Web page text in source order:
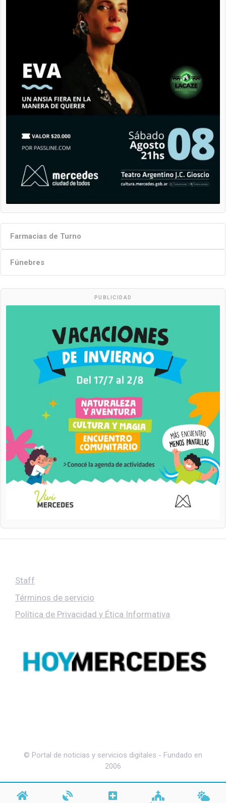
Farmacias de Turno
Fúnebres
PUBLICIDAD
Staff
Términos de servicio
Política de Privacidad y Ética Informativa
© Portal de noticias y servicios digitales - Fundado en
2006